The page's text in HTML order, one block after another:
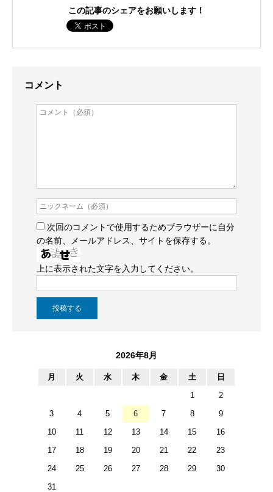
この記事のシェアをお願いします！
コメント
次回のコメントで使用するためブラウザーに自分
の名前、メールアドレス、サイトを保存する。
上に表示された文字を入力してください。
2026年8月
月 火 水 木 金 土
日
1
2
3
4 5 6 7 8
9
10
11 12 13 14 15
16
17
18 19 20 21 22
23
24
25 26 27 28 29
30
31